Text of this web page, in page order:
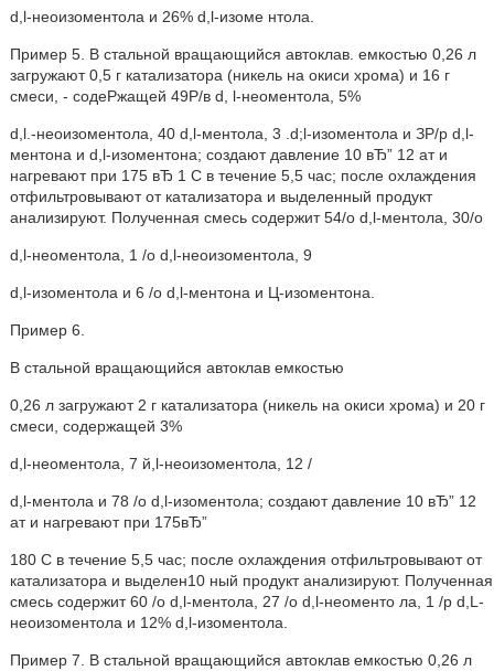
d,l-неоизоментола и 26% d,l-изоме нтола.
Пример 5. В стальной вращающийся автоклав. емкостью 0,26 л
загружают 0,5 г катализатора (никель на окиси хрома) и 16 г
смеси, - содеРжащей 49P/в d, l-неоментола, 5%
d,l.-неоизоментола, 40 d,l-ментола, 3 .d;l-изоментола и ЗP/p d,l-
ментона и d,l-изоментона; создают давление 10 вЂ” 12 ат и
нагревают при 175 вЂ 1 С в течение 5,5 час; после охлаждения
отфильтровывают от катализатора и выделенный продукт
анализируют. Полученная смесь содержит 54/о d,l-ментола, 30/о
d,l-неоментола, 1 /о d,l-неоизоментола, 9
d,l-изоментола и 6 /о d,l-ментона и Ц-изоментона.
Пример 6.
В стальной вращающийся автоклав емкостью
0,26 л загружают 2 г катализатора (никель на окиси хрома) и 20 г
смеси, содержащей 3%
d,l-неоментола, 7 й,l-неоизоментола, 12 /
d,l-ментола и 78 /о d,l-изоментола; создают давление 10 вЂ” 12
ат и нагревают при 175вЂ”
180 С в течение 5,5 час; после охлаждения отфильтровывают от
катализатора и выделен10 ный продукт анализируют. Полученная
смесь содержит 60 /о d,l-ментола, 27 /о d,l-неоменто ла, 1 /p d,L-
неоизоментола и 12% d,l-изоментола.
Пример 7. В стальной вращающийся автоклав емкостью 0,26 л